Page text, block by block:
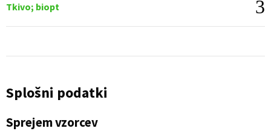
Tkivo; biopt
Splošni podatki
Sprejem vzorcev